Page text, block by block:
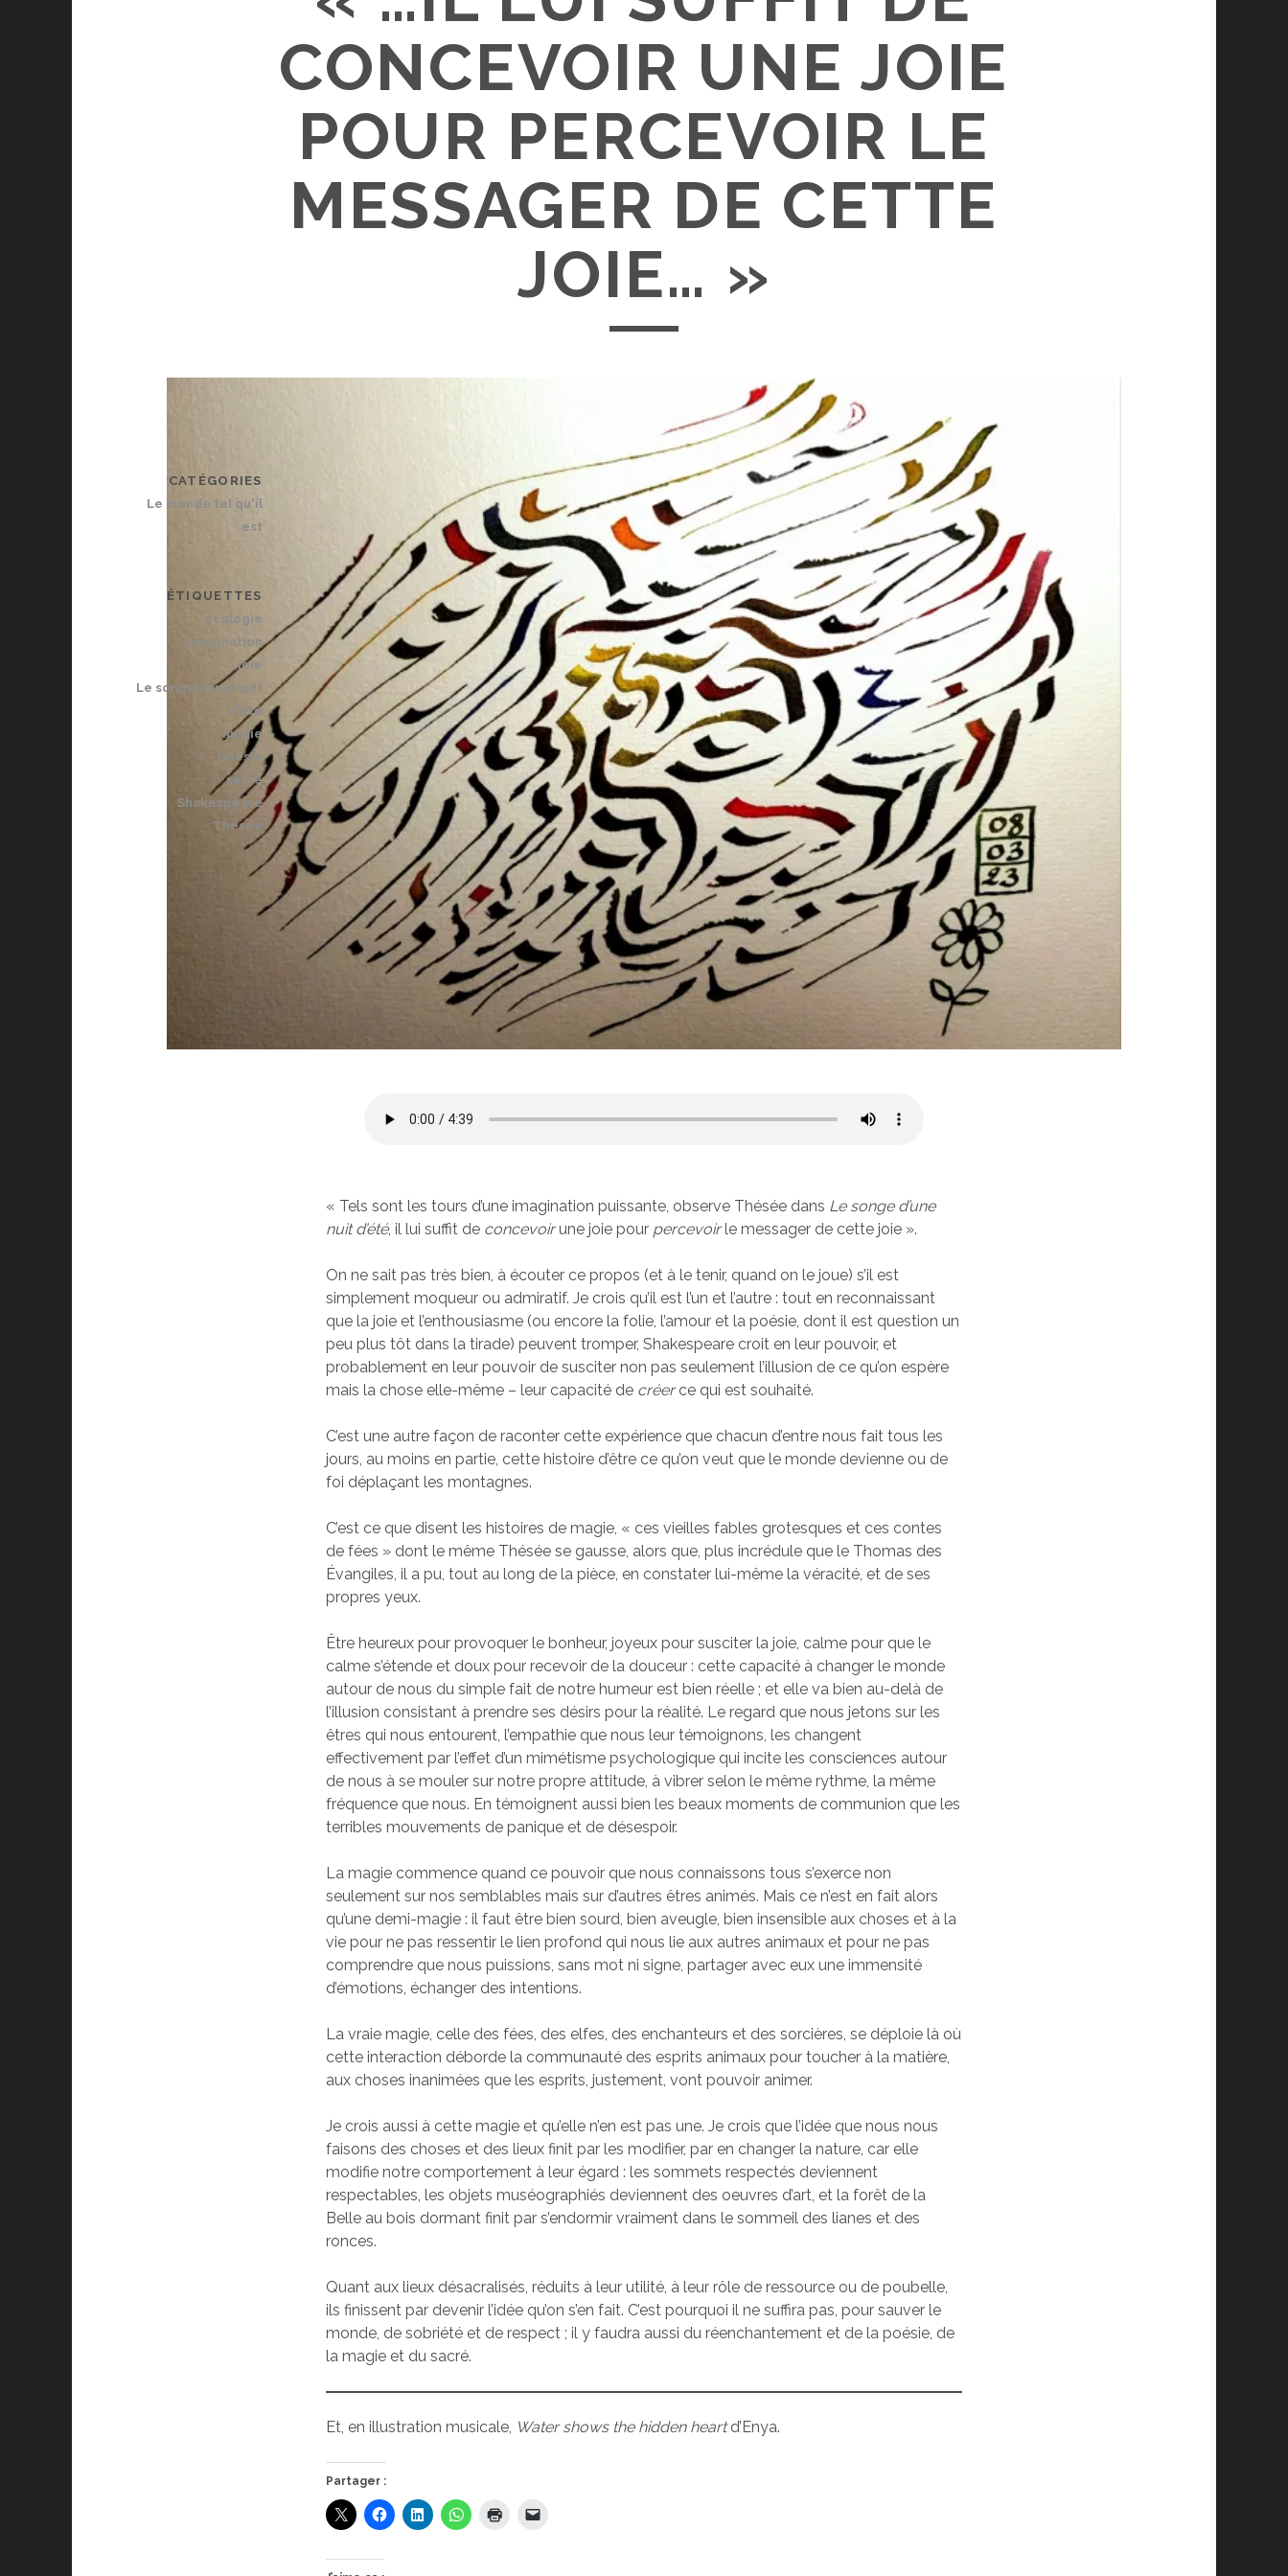
CONCEVOIR UNE JOIE
POUR PERCEVOIR LE
MESSAGER DE CETTE
JOIE… »
« Tels sont les tours d’une imagination puissante, observe Thésée dans Le songe d’une
nuit d’été, il lui suffit de concevoirune joie pour percevoirle messager de cette joie ».
On ne sait pas très bien, à écouter ce propos (et à le tenir, quand on le joue) s’il est
simplement moqueur ou admiratif. Je crois qu’il est l’un et l’autre : tout en reconnaissant
que la joie et l’enthousiasme (ou encore la folie, l’amour et la poésie, dont il est question un
peu plus tôt dans la tirade) peuvent tromper, Shakespeare croit en leur pouvoir, et
probablement en leur pouvoir de susciter non pas seulement l’illusion de ce qu’on espère
mais la chose elle-même – leur capacité de créerce qui est souhaité.
C’est une autre façon de raconter cette expérience que chacun d’entre nous fait tous les
jours, au moins en partie, cette histoire d’être ce qu’on veut que le monde devienne ou de
foi déplaçant les montagnes.
C’est ce que disent les histoires de magie, « ces vieilles fables grotesques et ces contes
de fées » dont le même Thésée se gausse, alors que, plus incrédule que le Thomas des
Évangiles, il a pu, tout au long de la pièce, en constater lui-même la véracité, et de ses
propres yeux.
Être heureux pour provoquer le bonheur, joyeux pour susciter la joie, calme pour que le
calme s’étende et doux pour recevoir de la douceur : cette capacité à changer le monde
autour de nous du simple fait de notre humeur est bien réelle ; et elle va bien au-delà de
l’illusion consistant à prendre ses désirs pour la réalité. Le regard que nous jetons sur les
êtres qui nous entourent, l’empathie que nous leur témoignons, les changent
effectivement par l’effet d’un mimétisme psychologique qui incite les consciences autour
de nous à se mouler sur notre propre attitude, à vibrer selon le même rythme, la même
fréquence que nous. En témoignent aussi bien les beaux moments de communion que les
terribles mouvements de panique et de désespoir.
La magie commence quand ce pouvoir que nous connaissons tous s’exerce non
seulement sur nos semblables mais sur d’autres êtres animés. Mais ce n’est en fait alors
qu’une demi-magie : il faut être bien sourd, bien aveugle, bien insensible aux choses et à la
vie pour ne pas ressentir le lien profond qui nous lie aux autres animaux et pour ne pas
comprendre que nous puissions, sans mot ni signe, partager avec eux une immensité
d’émotions, échanger des intentions.
La vraie magie, celle des fées, des elfes, des enchanteurs et des sorcières, se déploie là où
cette interaction déborde la communauté des esprits animaux pour toucher à la matière,
aux choses inanimées que les esprits, justement, vont pouvoir animer.
Je crois aussi à cette magie et qu’elle n’en est pas une. Je crois que l’idée que nous nous
faisons des choses et des lieux finit par les modifier, par en changer la nature, car elle
modifie notre comportement à leur égard : les sommets respectés deviennent
respectables, les objets muséographiés deviennent des oeuvres d’art, et la forêt de la
Belle au bois dormant finit par s’endormir vraiment dans le sommeil des lianes et des
ronces.
Quant aux lieux désacralisés, réduits à leur utilité, à leur rôle de ressource ou de poubelle,
ils finissent par devenir l’idée qu’on s’en fait. C’est pourquoi il ne suffira pas, pour sauver le
monde, de sobriété et de respect ; il y faudra aussi du réenchantement et de la poésie, de
la magie et du sacré.
Et, en illustration musicale, Water shows the hidden heartd’Enya.
Partager :
CATÉGORIES
Le monde tel qu'il
est
ÉTIQUETTES
écologie
imagination
joie
Le songe d'une nuit
d'été
magie
poésie
sacré
Shakespeare
Thésée